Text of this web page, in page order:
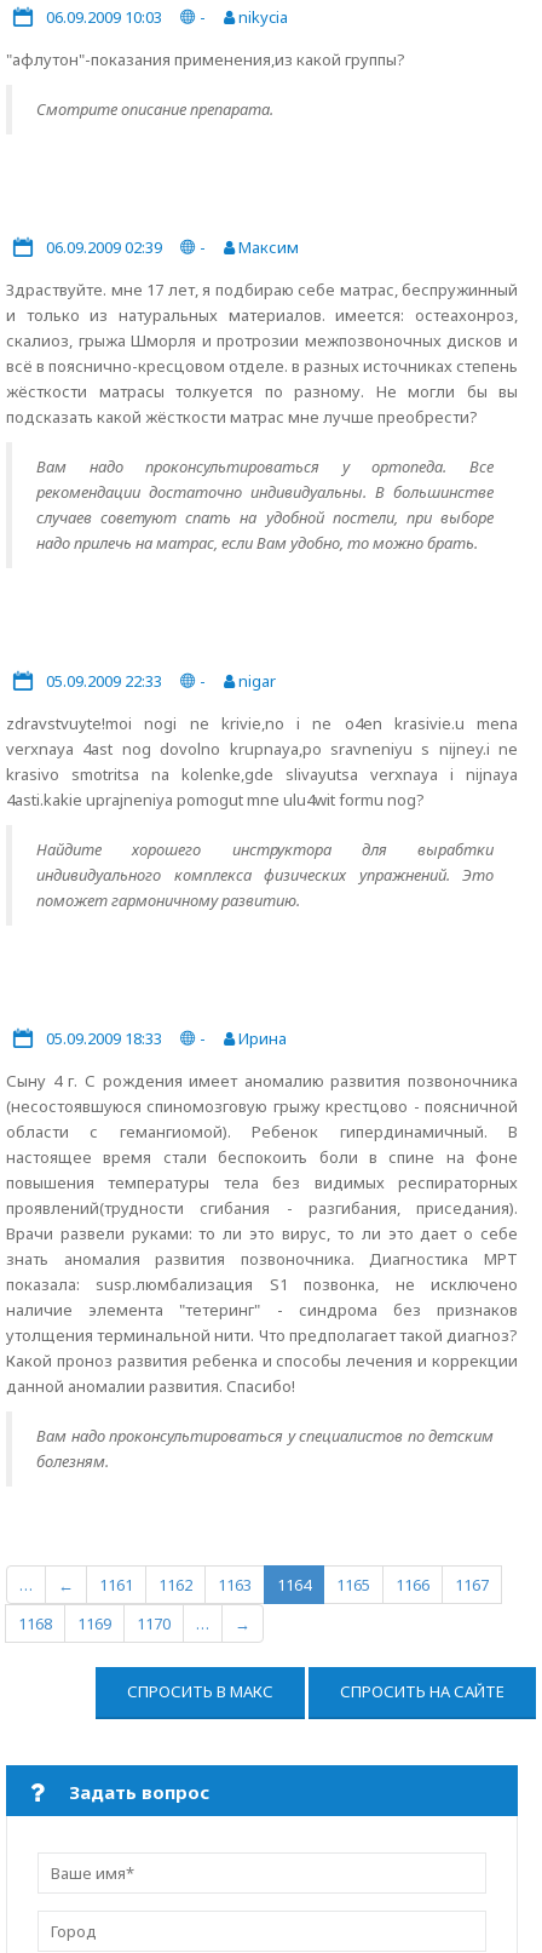
06.09.2009 10:03 -
nikycia
"афлутон"-показания применения,из какой группы?
Смотрите описание препарата.
06.09.2009 02:39 -
Максим
Здраствуйте. мне 17 лет, я подбираю себе матрас, беспружинный
и только из натуральных материалов. имеется: остеахонроз,
скалиоз, грыжа Шморля и протрозии межпозвоночных дисков и
всё в пояснично-кресцовом отделе. в разных источниках степень
жёсткости матрасы толкуется по разному. Не могли бы вы
подсказать какой жёсткости матрас мне лучше преобрести?
Вам надо проконсультироваться у ортопеда. Все
рекомендации достаточно индивидуальны. В большинстве
случаев советуют спать на удобной постели, при выборе
надо прилечь на матрас, если Вам удобно, то можно брать.
05.09.2009 22:33 -
nigar
zdravstvuyte!moi nogi ne krivie,no i ne o4en krasivie.u mena
verxnaya 4ast nog dovolno krupnaya,po sravneniyu s nijney.i ne
krasivo smotritsa na kolenke,gde slivayutsa verxnaya i nijnaya
4asti.kakie uprajneniya pomogut mne ulu4wit formu nog?
Найдите хорошего инструктора для вырабтки
индивидуального комплекса физических упражнений. Это
поможет гармоничному развитию.
05.09.2009 18:33 -
Ирина
Сыну 4 г. С рождения имеет аномалию развития позвоночника
(несостоявшуюся спиномозговую грыжу крестцово - поясничной
области с гемангиомой). Ребенок гипердинамичный. В
настоящее время стали беспокоить боли в спине на фоне
повышения температуры тела без видимых респираторных
проявлений(трудности сгибания - разгибания, приседания).
Врачи развели руками: то ли это вирус, то ли это дает о себе
знать аномалия развития позвоночника. Диагностика МРТ
показала: susp.люмбализация S1 позвонка, не исключено
наличие элемента "тетеринг" - синдрома без признаков
утолщения терминальной нити. Что предполагает такой диагноз?
Какой проноз развития ребенка и способы лечения и коррекции
данной аномалии развития. Спасибо!
Вам надо проконсультироваться у специалистов по детским
болезням.
… ← 1161 1162 1163 1164 1165 1166
1167
1168
1169 1170 … →
СПРОСИТЬ В МАКС СПРОСИТЬ НА САЙТЕ
Задать вопрос